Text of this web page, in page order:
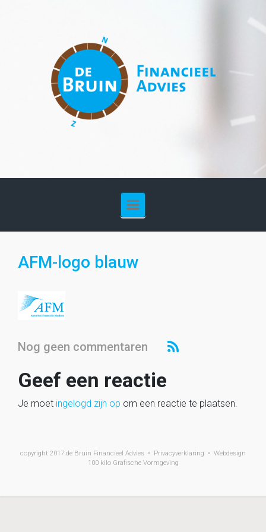
AFM-logo blauw
Nog geen commentaren
Geef een reactie
Je moet ingelogd zijn op om een reactie te plaatsen.
copyright 2017 de Bruin Financieel Advies • Privacyverklaring • Webdesign
100 kilo Grafische Vormgeving